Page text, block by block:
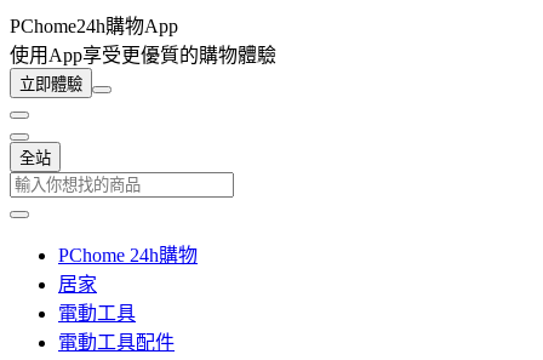
PChome24h購物App
使用App享受更優質的購物體驗
立即體驗
全站
PChome 24h購物
居家
電動工具
電動工具配件